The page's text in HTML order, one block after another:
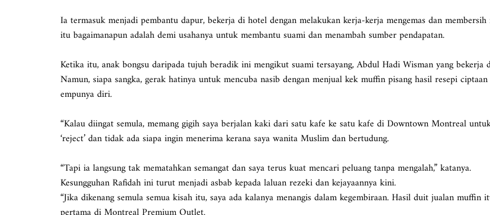
Ia termasuk menjadi pembantu dapur, bekerja di hotel dengan melakukan kerja-kerja mengemas dan
itu bagaimanapun adalah demi usahanya untuk membantu suami dan menambah sumber pendapatan.
Ketika itu, anak bongsu daripada tujuh beradik ini mengikut suami tersayang, Abdul Hadi Wisman yang bekerja
Namun, siapa sangka, gerak hatinya untuk mencuba nasib dengan menjual kek muffin pisang hasil resepi
empunya diri.
“Kalau diingat semula, memang gigih saya berjalan kaki dari satu kafe ke satu kafe di Downtown Montreal
‘reject’ dan tidak ada siapa ingin menerima kerana saya wanita Muslim dan bertudung.
“Tapi ia langsung tak mematahkan semangat dan saya terus kuat mencari peluang tanpa mengalah,” katanya.
Kesungguhan Rafidah ini turut menjadi asbab kepada laluan rezeki dan kejayaannya kini.
“Jika dikenang semula semua kisah itu, saya ada kalanya menangis dalam kegembiraan. Hasil duit jualan